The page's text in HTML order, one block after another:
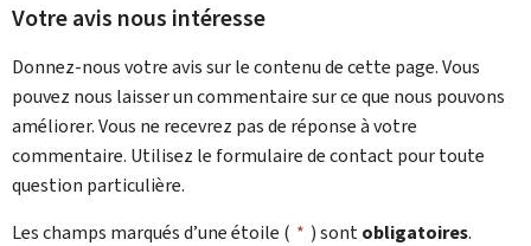
Votre avis nous intéresse
Donnez-nous votre avis sur le contenu de cette page. Vous
pouvez nous laisser un commentaire sur ce que nous pouvons
améliorer. Vous ne recevrez pas de réponse à votre
commentaire. Utilisez le formulaire de contact pour toute
question particulière.
Les champs marqués d’une étoile ( * ) sontobligatoires.